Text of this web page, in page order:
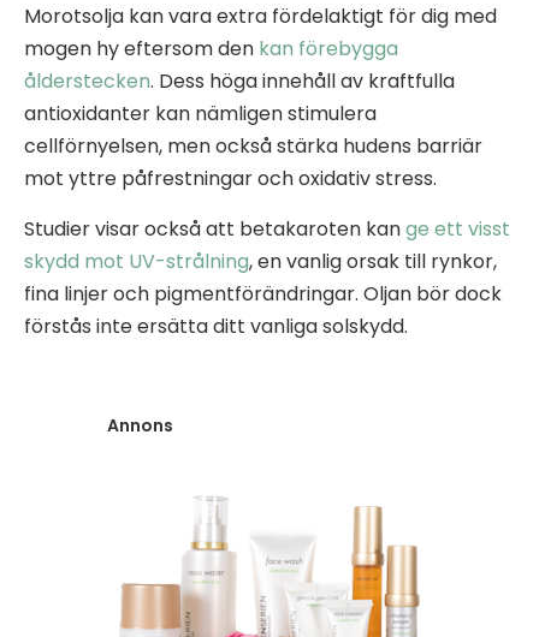
Morotsolja kan vara extra fördelaktigt för dig med
mogen hy eftersom den kan förebygga
ålderstecken. Dess höga innehåll av kraftfulla
antioxidanter kan nämligen stimulera
cellförnyelsen, men också stärka hudens barriär
mot yttre påfrestningar och oxidativ stress.
Studier visar också att betakaroten kange ett visst
skydd mot UV-strålning, en vanlig orsak till rynkor,
fina linjer och pigmentförändringar. Oljan bör dock
förstås inte ersätta ditt vanliga solskydd.
Annons